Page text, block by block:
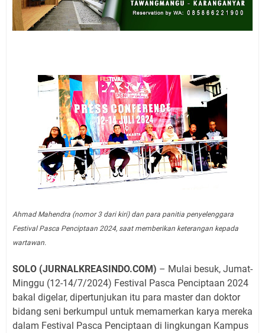
Ahmad Mahendra (nomor 3 dari kiri) dan para panitia penyelenggara
Festival Pasca Penciptaan 2024, saat memberikan keterangan kepada
wartawan.
SOLO (JURNALKREASINDO.COM) – Mulai besuk, Jumat-
Minggu (12-14/7/2024) Festival Pasca Penciptaan 2024
bakal digelar, dipertunjukan itu para master dan doktor
bidang seni berkumpul untuk memamerkan karya mereka
dalam Festival Pasca Penciptaan di lingkungan Kampus